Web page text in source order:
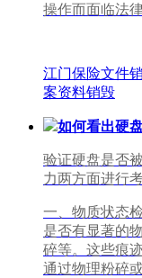
操作而面临法律
江门保险文件
案资料销毁
如何看出硬
验证硬盘是否
力两方面进行
一、物质状态
是否有显著的
碎等。这些痕
通过物理粉碎